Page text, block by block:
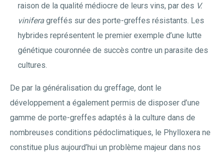
raison de la qualité médiocre de leurs vins, par des V.
vinifera greffés sur des porte-greffes résistants. Les
hybrides représentent le premier exemple d’une lutte
génétique couronnée de succès contre un parasite des
cultures.
De par la généralisation du greffage, dont le
développement a également permis de disposer d’une
gamme de porte-greffes adaptés à la culture dans de
nombreuses conditions pédoclimatiques, le Phylloxera ne
constitue plus aujourd’hui un problème majeur dans nos